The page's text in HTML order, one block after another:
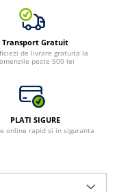
Transport Gratuit
de livrare gratuita la
peste 500 lei
PLATI SIGURE
online rapid si in siguranta